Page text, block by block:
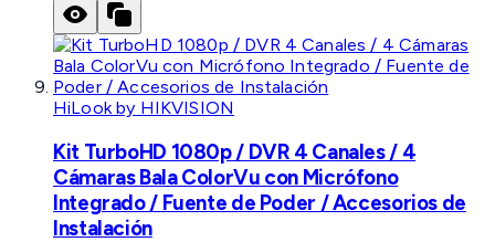
HiLook by HIKVISION
Kit TurboHD 1080p / DVR 4 Canales / 4
Cámaras Bala ColorVu con Micrófono
Integrado / Fuente de Poder / Accesorios de
Instalación